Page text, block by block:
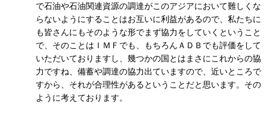
で石油や石油関連資源の調達がこのアジアにおいて難しくな
らないようにすることはお互いに利益があるので、私たちに
も皆さんにもそのような形でまず協力をしていくということ
で、そのことはＩＭＦでも、もちろんＡＤＢでも評価をして
いただいておりますし、幾つかの国とはまさにこれからの協
力ですね、備蓄や調達の協力出ていますので、近いところで
すから、それが合理性があるということだと思います。その
ように考えております。